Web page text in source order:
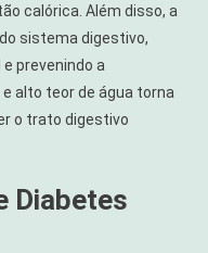
calórica. Além disso, a
sistema digestivo,
prevenindo a
alto teor de água torna
o trato digestivo
Diabetes